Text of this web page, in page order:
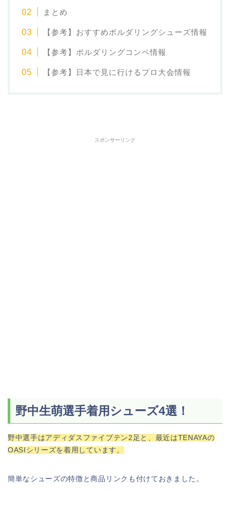
まとめ
【参考】おすすめボルダリングシューズ情報
【参考】ボルダリングコンペ情報
【参考】日本で見に行けるプロ大会情報
スポンサーリンク
野中生萌選手着用シューズ4選！
野中選手はアディダスファイブテン2足と、最近はTENAYAの
OASIシリーズを着用しています。
簡単なシューズの特徴と商品リンクも付けておきました。